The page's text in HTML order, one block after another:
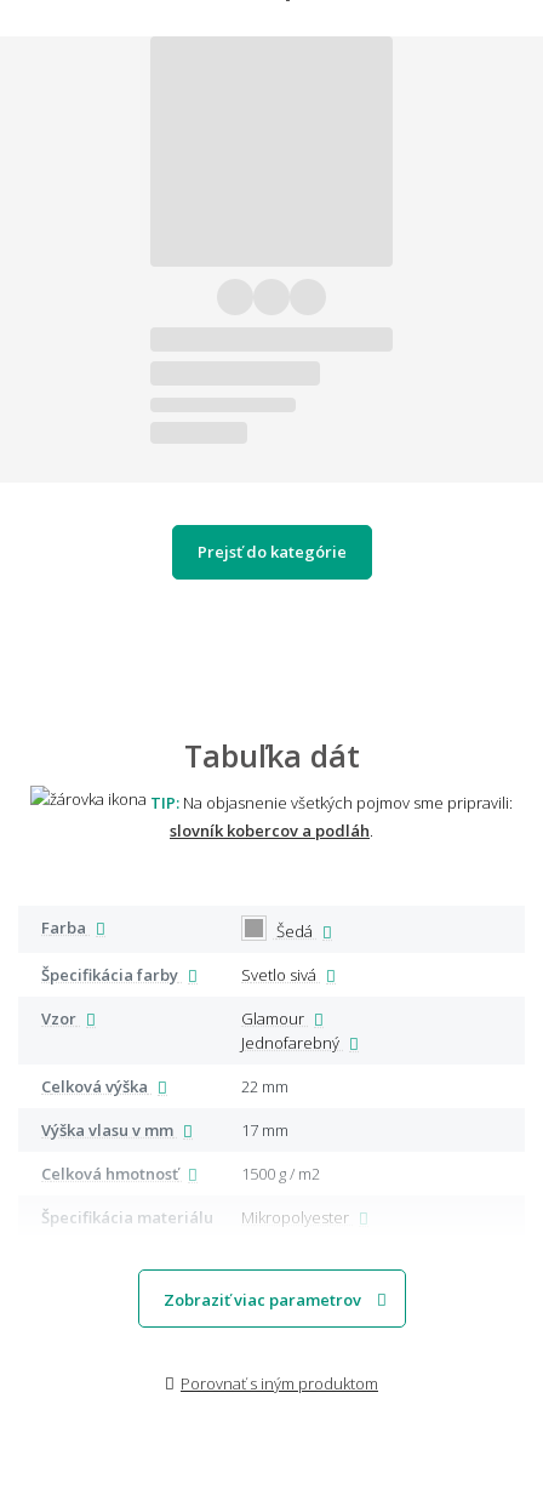
Prejsť do kategórie
Tabuľka dát
TIP: Na objasnenie všetkých pojmov sme pripravili:
slovník kobercov a podláh
Farba
Šedá
Špecifikácia farby
Svetlo sivá
Vzor
Glamour
Jednofarebný
Celková výška
22 mm
Výška vlasu v mm
17 mm
Celková hmotnosť
1500 g / m2
Špecifikácia materiálu
Mikropolyester
Zobraziť viac parametrov
Porovnať s iným produktom